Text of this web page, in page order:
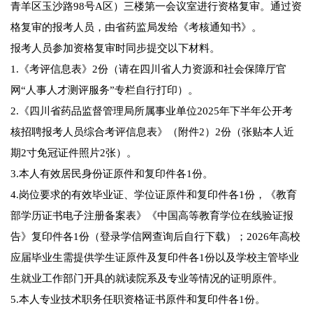
青羊区玉沙路98号A区）三楼第一会议室进行资格复审。通过资
格复审的报考人员，由省药监局发给《考核通知书》。
报考人员参加资格复审时同步提交以下材料。
1.《考评信息表》2份（请在四川省人力资源和社会保障厅官
网“人事人才测评服务”专栏自行打印）。
2.《四川省药品监督管理局所属事业单位2025年下半年公开考
核招聘报考人员综合考评信息表》（附件2）2份（张贴本人近
期2寸免冠证件照片2张）。
3.本人有效居民身份证原件和复印件各1份。
4.岗位要求的有效毕业证、学位证原件和复印件各1份，《教育
部学历证书电子注册备案表》《中国高等教育学位在线验证报
告》复印件各1份（登录学信网查询后自行下载）；2026年高校
应届毕业生需提供学生证原件及复印件各1份以及学校主管毕业
生就业工作部门开具的就读院系及专业等情况的证明原件。
5.本人专业技术职务任职资格证书原件和复印件各1份。